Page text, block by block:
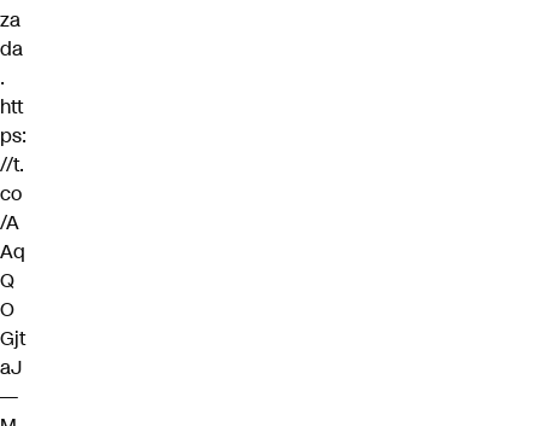
za
da
.
htt
ps:
//t.
co
/A
Aq
Q
O
Gjt
aJ
—